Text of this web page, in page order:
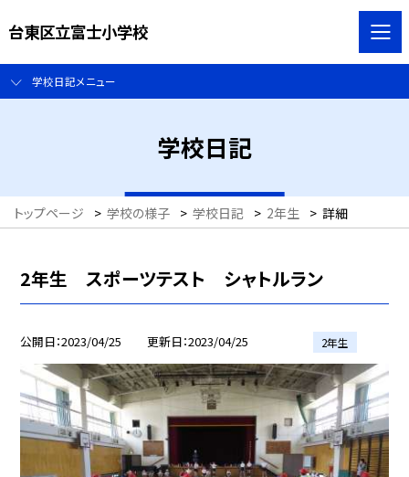
台東区立富士小学校
学校日記メニュー
学校日記
トップページ > 学校の様子 > 学校日記 > 2年生 > 詳細
2年生 スポーツテスト シャトルラン
公開日 2023/04/25 更新日 2023/04/25 2年生